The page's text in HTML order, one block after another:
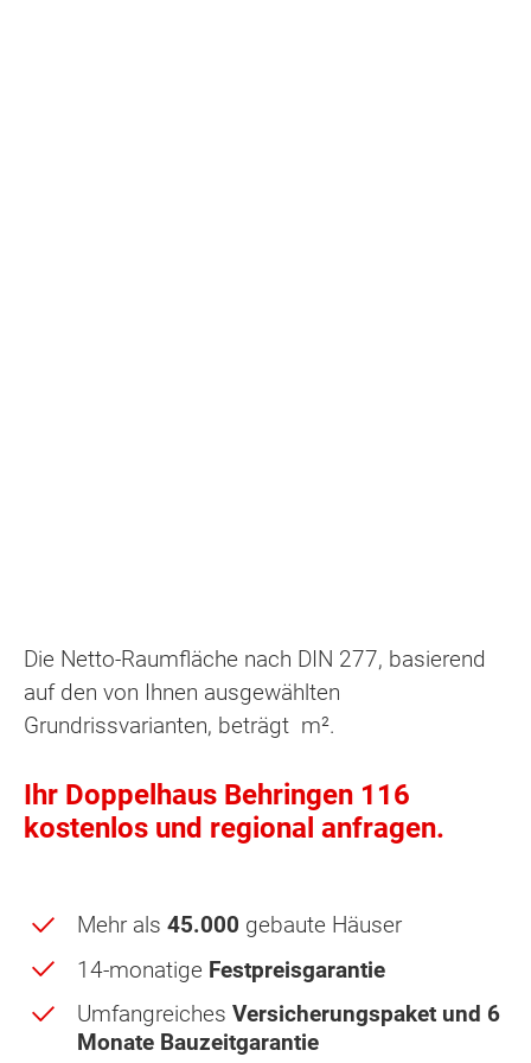
Die Netto-Raumfläche nach DIN 277, basierend
auf den von Ihnen ausgewählten
Grundrissvarianten, beträgt m².
Ihr Doppelhaus Behringen 116
kostenlos und regional anfragen.
Mehr als 45.000 gebaute Häuser
14-monatige Festpreisgarantie
Umfangreiches Versicherungspaket und 6
Monate Bauzeitgarantie